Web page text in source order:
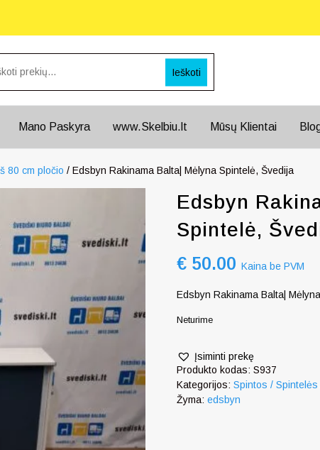
Ieškoti
Mano Paskyra www.Skelbiu.lt Mūsų Klientai
80 cm pločio / Edsbyn Rakinama Balta| Mėlyna Spintelė, Švedija
Edsbyn
Spintelė,
€ 50.00 Kaina be PVM
Edsbyn Rakinama Balta|
Neturime
Įsiminti prekę
Produkto kodas:S937
Kategorijos:Spintos /
Žyma:edsbyn